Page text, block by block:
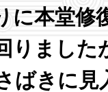
に本堂修
りました
ばきに